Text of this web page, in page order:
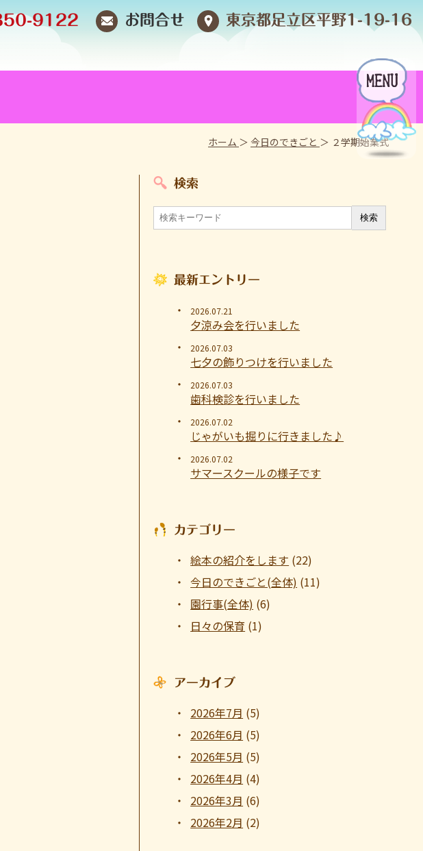
9122 お問合せ 東京都足立区平野1-19-16
ホーム ＞ 今日のできごと ＞ ２学期始業式
検索
最新エントリー
2026.07.21
夕涼み会を行いました
2026.07.03
七夕の飾りつけを行いました
2026.07.03
歯科検診を行いました
2026.07.02
じゃがいも掘りに行きました♪
2026.07.02
サマースクールの様子です
カテゴリー
絵本の紹介をします (22)
今日のできごと(全体) (11)
園行事(全体) (6)
日々の保育 (1)
アーカイブ
2026年7月 (5)
2026年6月 (5)
2026年5月 (5)
2026年4月 (4)
2026年3月 (6)
2026年2月 (2)